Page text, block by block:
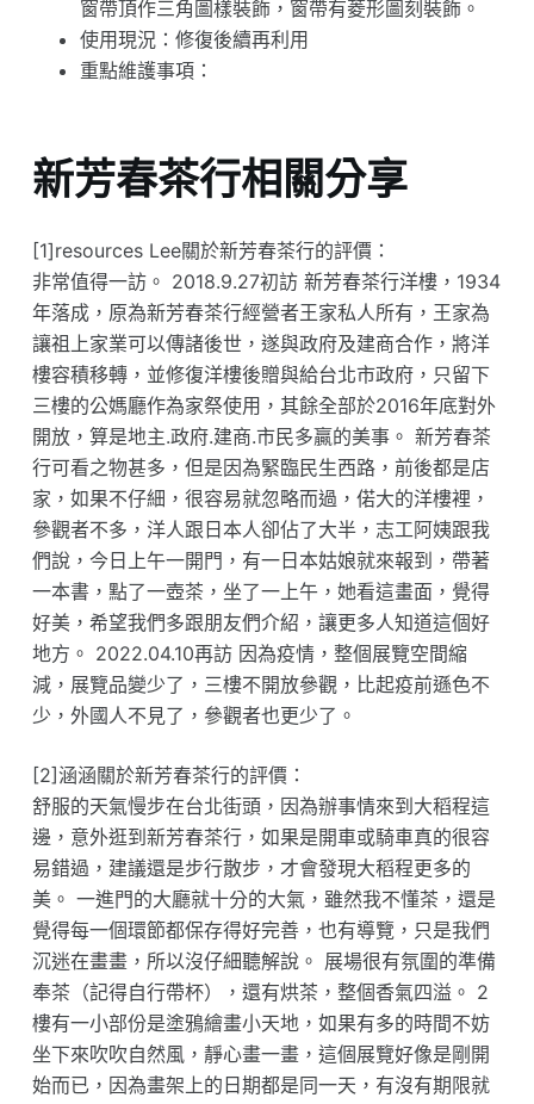
窗帶頂作三角圖樣裝飾，窗帶有菱形圖刻裝飾。
使用現況：修復後續再利用
重點維護事項：
新芳春茶行相關分享
[1]resources Lee關於新芳春茶行的評價：
非常值得一訪。 2018.9.27初訪 新芳春茶行洋樓，1934
年落成，原為新芳春茶行經營者王家私人所有，王家為
讓祖上家業可以傳諸後世，遂與政府及建商合作，將洋
樓容積移轉，並修復洋樓後贈與給台北市政府，只留下
三樓的公媽廳作為家祭使用，其餘全部於2016年底對外
開放，算是地主.政府.建商.市民多贏的美事。 新芳春茶
行可看之物甚多，但是因為緊臨民生西路，前後都是店
家，如果不仔細，很容易就忽略而過，偌大的洋樓裡，
參觀者不多，洋人跟日本人卻佔了大半，志工阿姨跟我
們說，今日上午一開門，有一日本姑娘就來報到，帶著
一本書，點了一壺茶，坐了一上午，她看這畫面，覺得
好美，希望我們多跟朋友們介紹，讓更多人知道這個好
地方。 2022.04.10再訪 因為疫情，整個展覽空間縮
減，展覽品變少了，三樓不開放參觀，比起疫前遜色不
少，外國人不見了，參觀者也更少了。
[2]涵涵關於新芳春茶行的評價：
舒服的天氣慢步在台北街頭，因為辦事情來到大稻程這
邊，意外逛到新芳春茶行，如果是開車或騎車真的很容
易錯過，建議還是步行散步，才會發現大稻程更多的
美。 一進門的大廳就十分的大氣，雖然我不懂茶，還是
覺得每一個環節都保存得好完善，也有導覽，只是我們
沉迷在畫畫，所以沒仔細聽解說。 展場很有氛圍的準備
奉茶（記得自行帶杯），還有烘茶，整個香氣四溢。 2
樓有一小部份是塗鴉繪畫小天地，如果有多的時間不妨
坐下來吹吹自然風，靜心畫一畫，這個展覽好像是剛開
始而已，因為畫架上的日期都是同一天，有沒有期限就